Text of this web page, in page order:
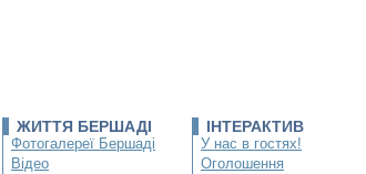
ЖИТТЯ БЕРШАДІ
Фотогалереї Бершаді
Відео
ІНТЕРАКТИВ
У нас в гостях!
Оголошення